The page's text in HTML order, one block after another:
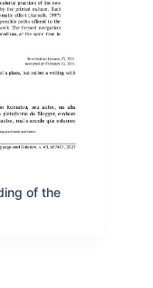
of the